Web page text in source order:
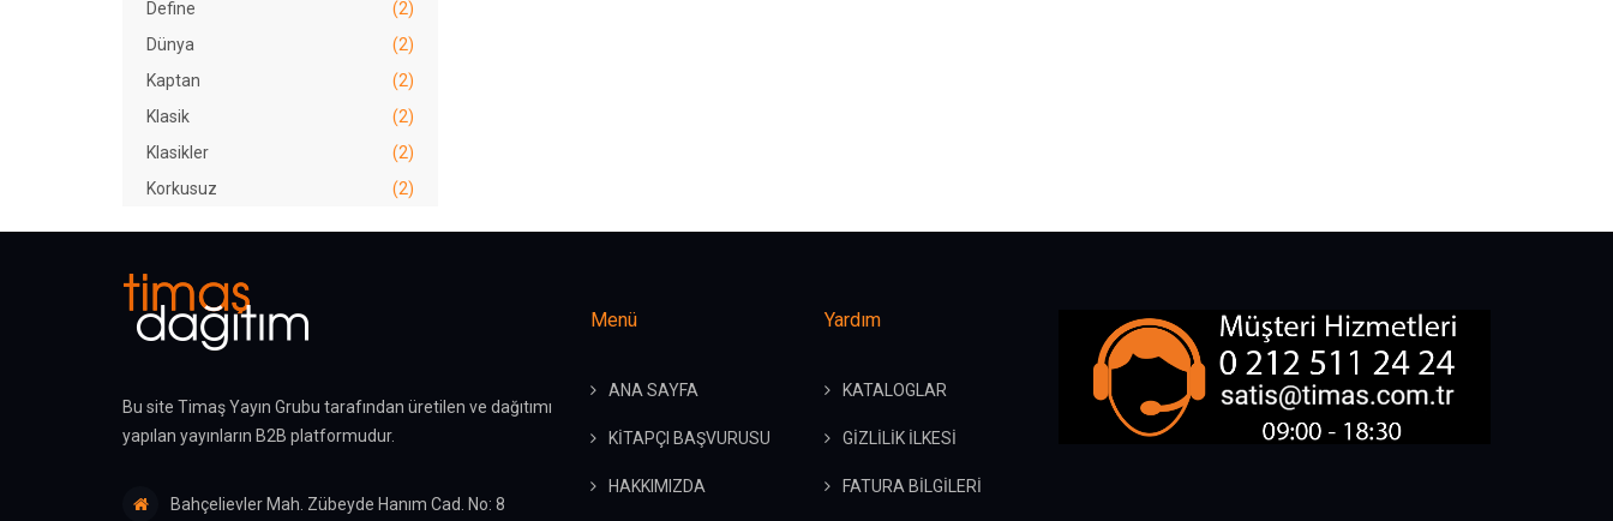
Define
(2)
Dünya
(2)
Kaptan
(2)
Klasik
(2)
Klasikler
(2)
Korkusuz
(2)
Şaşkın
Şeker
Bu site Timaş Yayın Grubu tarafından üretilen ve dağıtımı
yapılan yayınların B2B platformudur.
Bahçelievler Mah. Zübeyde Hanım Cad. No: 8
Menü
ANA SAYFA
KİTAPÇI BAŞVURUSU
HAKKIMIZDA
Yardım
KATALOGLAR
GİZLİLİK İLKESİ
FATURA BİLGİLERİ